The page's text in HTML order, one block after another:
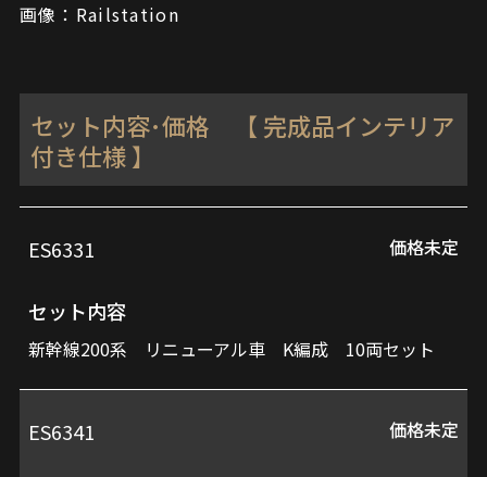
画像：Railstation
セット内容･価格 【 完成品インテリア
付き仕様 】
品セ
ES6331 価格未定
セット内容
新幹線200系 リニューアル車 K編成 10両セット
ES6341 価格未定